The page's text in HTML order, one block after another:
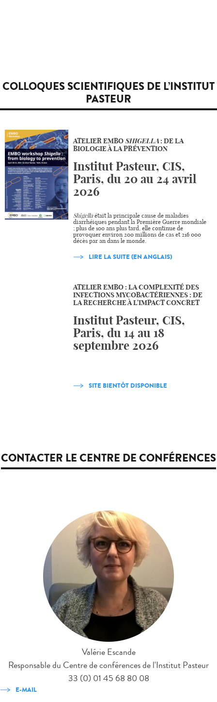
COLLOQUES SCIENTIFIQUES DE L’INSTITUT
PASTEUR
ATELIER EMBO SHIGELLA: DE LA
BIOLOGIE À LA PRÉVENTION
Institut Pasteur, CIS,
Paris, du 20 au 24 avril
2026
Shigella était la principale cause de maladies
diarrhéiques pendant la Première Guerre mondiale
; plus de 100 ans plus tard, elle continue de
provoquer environ 200 millions de cas et 216 000
décès par an dans le monde.
LIRE LA SUITE (EN ANGLAIS)
ATELIER EMBO : LA COMPLEXITÉ DES
INFECTIONS MYCOBACTÉRIENNES : DE
LA RECHERCHE À L'IMPACT CONCRET
Institut Pasteur, CIS,
Paris, du 14 au 18
septembre 2026
SITE BIENTÔT DISPONIBLE
CONTACTER LE CENTRE DE CONFÉRENCES
Valérie Escande
Responsable du Centre de conférences de l'Institut Pasteur
33 (0) 01 45 68 80 08
E-MAIL